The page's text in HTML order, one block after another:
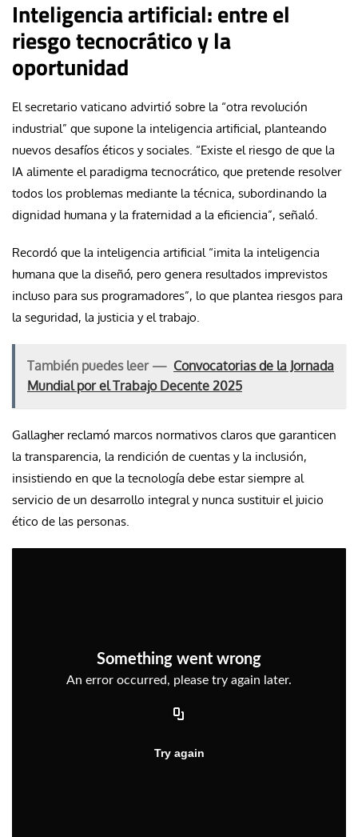
Inteligencia artificial: entre el
riesgo tecnocrático y la
oportunidad
El secretario vaticano advirtió sobre la “otra revolución
industrial” que supone la inteligencia artificial, planteando
nuevos desafíos éticos y sociales. “Existe el riesgo de que la
IA alimente el paradigma tecnocrático, que pretende resolver
todos los problemas mediante la técnica, subordinando la
dignidad humana y la fraternidad a la eficiencia”, señaló.
Recordó que la inteligencia artificial “imita la inteligencia
humana que la diseñó, pero genera resultados imprevistos
incluso para sus programadores”, lo que plantea riesgos para
la seguridad, la justicia y el trabajo.
También puedes leer — Convocatorias de la Jornada
Mundial por el Trabajo Decente 2025
Gallagher reclamó marcos normativos claros que garanticen
la transparencia, la rendición de cuentas y la inclusión,
insistiendo en que la tecnología debe estar siempre al
servicio de un desarrollo integral y nunca sustituir el juicio
ético de las personas.